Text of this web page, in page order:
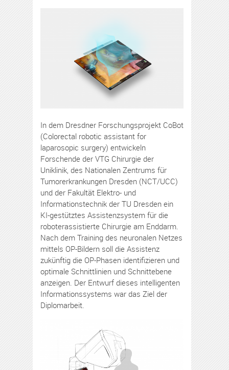
In dem Dresdner Forschungsprojekt CoBot
(Colorectal robotic assistant for
laparosopic surgery) entwickeln
Forschende der VTG Chirurgie der
Uniklinik, des Nationalen Zentrums für
Tumorerkrankungen Dresden (NCT/UCC)
und der Fakultät Elektro- und
Informationstechnik der TU Dresden ein
KI-gestütztes Assistenzsystem für die
roboterassistierte Chirurgie am Enddarm.
Nach dem Training des neuronalen Netzes
mittels OP-Bildern soll die Assistenz
zukünftig die OP-Phasen identifizieren und
optimale Schnittlinien und Schnittebene
anzeigen. Der Entwurf dieses intelligenten
Informationssystems war das Ziel der
Diplomarbeit.